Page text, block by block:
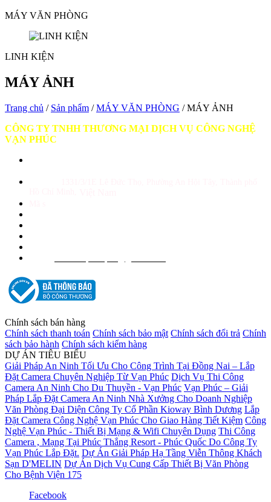
MÁY VĂN PHÒNG
LINH KIỆN
MÁY ẢNH
Trang chủ / Sản phẩm /MÁY VĂN PHÒNG / MÁY ẢNH
CÔNG TY TNHH THƯƠNG MẠI DỊCH VỤ CÔNG NGHỆ
VẠN PHÚC
Chính sách bán hàng
Chính sách thanh toán Chính sách bảo mật Chính sách đổi trả Chính
sách bảo hành Chính sách kiểm hàng
DỰ ÁN TIÊU BIỂU
Giải Pháp An Ninh Tối Ưu Cho Công Trình Tại Đồng Nai – Lắp
Đặt Camera Chuyên Nghiệp Từ Vạn Phúc Dịch Vụ Thi Công
Camera An Ninh Cho Du Thuyền - Vạn Phúc Vạn Phúc – Giải
Pháp Lắp Đặt Camera An Ninh Nhà Xưởng Cho Doanh Nghiệp
Văn Phòng Đại Diện Công Ty Cổ Phần Kioway Bình Dương Lắp
Đặt Camera Công Nghệ Vạn Phúc Cho Giao Hàng Tiết Kiệm Công
Nghệ Vạn Phúc - Thiết Bị Mạng & Wifi Chuyên Dụng Thi Công
Camera , Mạng Tại Phúc Thắng Resort - Phúc Quốc Do Công Ty
Vạn Phúc Lắp Đặt. Dự Án Giải Pháp Hạ Tầng Viễn Thông Khách
Sạn D'MELIN Dự Án Dịch Vụ Cung Cấp Thiết Bị Văn Phòng
Cho Bệnh Viện 175
Facebook